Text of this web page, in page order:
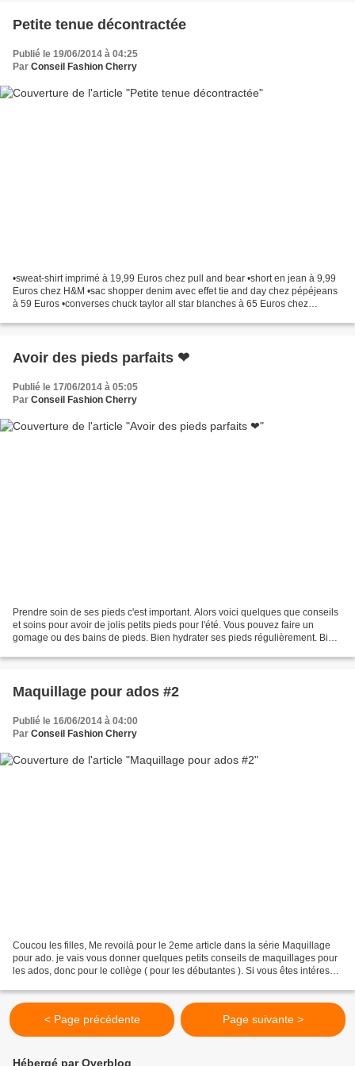
Petite tenue décontractée
Publié le 19/06/2014 à 04:25
Par Conseil Fashion Cherry
•sweat-shirt imprimé à 19,99 Euros chez pull and bear •short en jean à 9,99
Euros chez H&M •sac shopper denim avec effet tie and day chez pépéjeans
à 59 Euros •converses chuck taylor all star blanches à 65 Euros chez
Avoir des pieds parfaits ❤
Publié le 17/06/2014 à 05:05
Par Conseil Fashion Cherry
Prendre soin de ses pieds c'est important. Alors voici quelques que conseils
et soins pour avoir de jolis petits pieds pour l'été. Vous pouvez faire un
gomage ou des bains de pieds. Bien hydrater ses pieds régulièrement. Bien
Maquillage pour ados #2
Publié le 16/06/2014 à 04:00
Par Conseil Fashion Cherry
Coucou les filles, Me revoilà pour le 2eme article dans la série Maquillage
pour ado. je vais vous donner quelques petits conseils de maquillages pour
les ados, donc pour le collège ( pour les débutantes ). Si vous êtes intéressé
< Page précédente Page suivante >
Hébergé par Overblog